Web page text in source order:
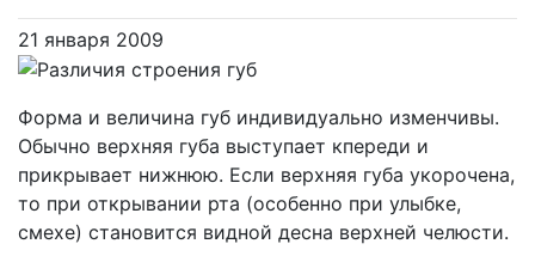
21 января 2009
Форма и величина губ индивидуально изменчивы.
Обычно верхняя губа выступает кпереди и
прикрывает нижнюю. Если верхняя губа укорочена,
то при открывании рта (особенно при улыбке,
смехе) становится видной десна верхней челюсти.